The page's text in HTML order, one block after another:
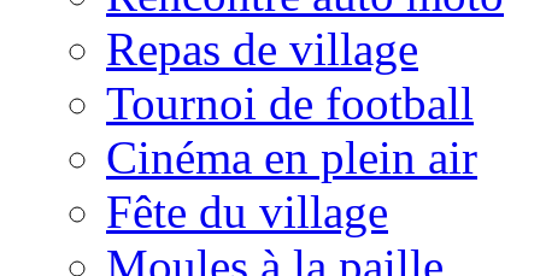
Repas de village
Tournoi de football
Cinéma en plein air
Fête du village